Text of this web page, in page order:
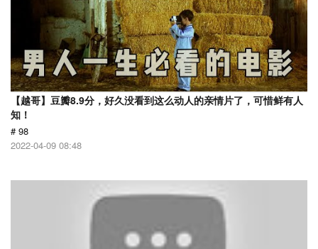
【越哥】豆瓣8.9分，好久没看到这么动人的亲情片了，可惜鲜有人
知！
# 98
2022-04-09 08:48